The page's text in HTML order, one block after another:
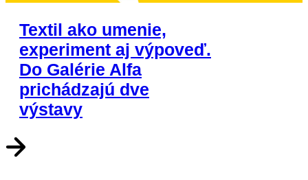
Textil ako umenie,
experiment aj výpoveď.
Do Galérie Alfa
prichádzajú dve
výstavy